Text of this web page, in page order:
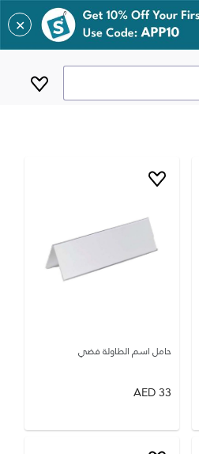
✕
حامل اسم الطاولة فضي
33
AED